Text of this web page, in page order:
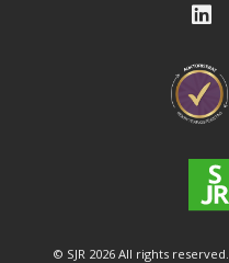
© SJR 2026 All rights reserved.